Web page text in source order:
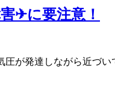
✈に要注意！
圧が発達しながら近づ